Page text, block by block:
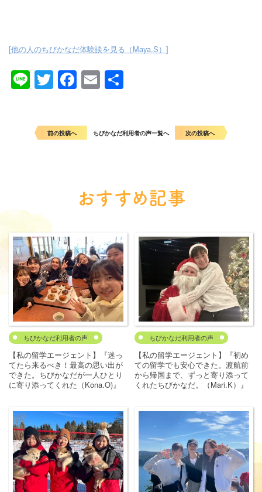
[他の人のちびかなだ体験談を見る（Maya.S）]
LineTwitterFacebook
Email
前の投稿へ ちびかなだ利用者の声一覧へ 次の投稿へ
おすすめ記事
ちびかなだ利用者の声
【私の留学エージェント】『迷っ
てたら来るべき！最高の思い出が
できた。ちびかなだが一人ひとり
に寄り添ってくれた（Kona.O)』
ちびかなだ利用者の声
【私の留学エージェント】『初め
ての留学でも安心できた。渡航前
から帰国まで、ずっと寄り添って
くれたちびかなだ。（Mari.K）』